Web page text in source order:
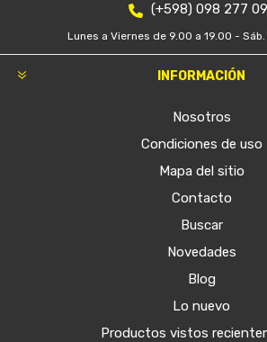
(+598) 098 277
Lunes a Viernes de 9.00 a 19.00 - Sáb.
INFORMACIÓN
Nosotros
Condiciones de uso
Mapa del sitio
Contacto
Buscar
Novedades
Blog
Lo nuevo
Productos vistos